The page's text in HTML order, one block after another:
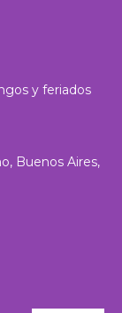
y feriados
Buenos Aires,